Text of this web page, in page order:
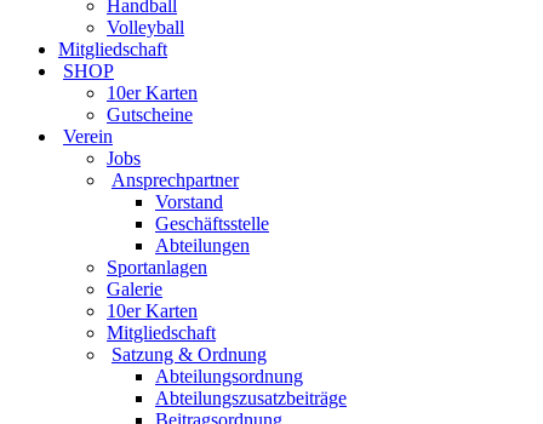
Handball
Volleyball
Mitgliedschaft
SHOP
10er Karten
Gutscheine
Verein
Jobs
Ansprechpartner
Vorstand
Geschäftsstelle
Abteilungen
Sportanlagen
Galerie
10er Karten
Mitgliedschaft
Satzung & Ordnung
Abteilungsordnung
Abteilungszusatzbeiträge
Beitragsordnung